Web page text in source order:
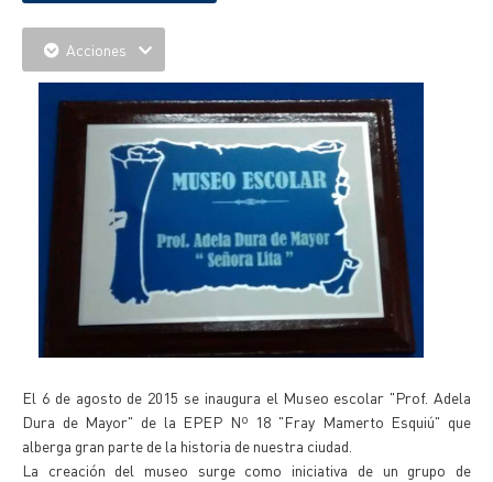
Acciones
El 6 de agosto de 2015 se inaugura el Museo escolar "Prof. Adela
Dura de Mayor" de la EPEP Nº 18 "Fray Mamerto Esquiú" que
alberga gran parte de la historia de nuestra ciudad.
La creación del museo surge como iniciativa de un grupo de